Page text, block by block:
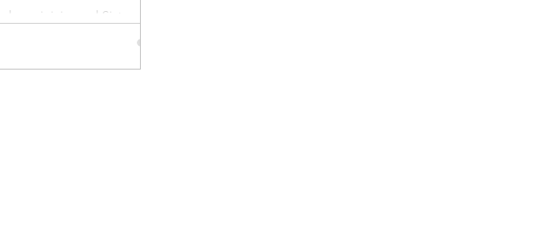
que iniciarse al Sistema